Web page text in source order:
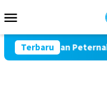
ke
Mobile
TerbaruPeternak Soal